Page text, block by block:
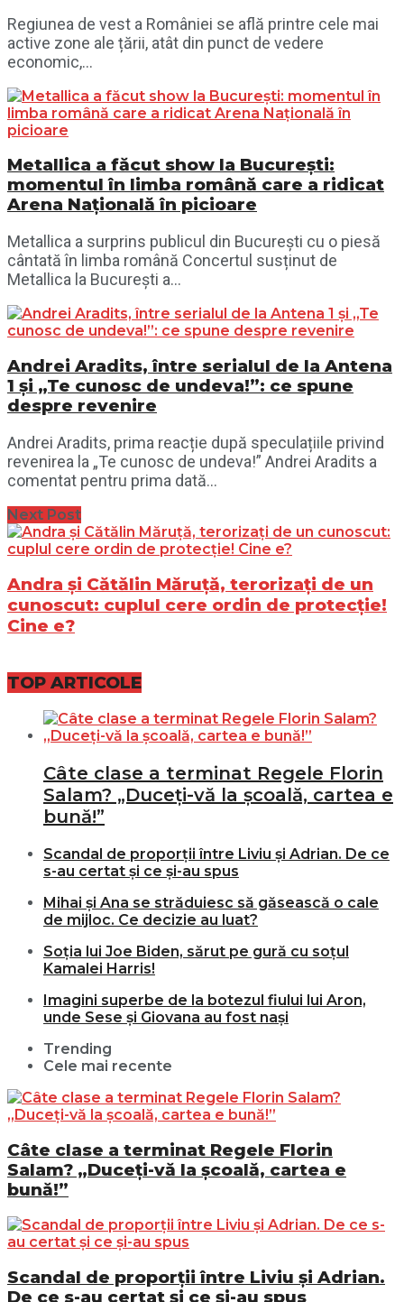
Regiunea de vest a României se află printre cele mai
active zone ale țării, atât din punct de vedere
economic,...
Metallica a făcut show la București:
momentul în limba română care a ridicat
Arena Națională în picioare
Metallica a surprins publicul din București cu o piesă
cântată în limba română Concertul susținut de
Metallica la București a...
Andrei Aradits, între serialul de la Antena
1 și „Te cunosc de undeva!”: ce spune
despre revenire
Andrei Aradits, prima reacție după speculațiile privind
revenirea la „Te cunosc de undeva!” Andrei Aradits a
comentat pentru prima dată...
Next Post
Andra și Cătălin Măruță, terorizați de un
cunoscut: cuplul cere ordin de protecție!
Cine e?
TOP ARTICOLE
Câte clase a terminat Regele Florin
Salam? „Duceți-vă la școală, cartea e
bună!”
Scandal de proporții între Liviu și Adrian. De ce
s-au certat și ce și-au spus
Mihai și Ana se străduiesc să găsească o cale
de mijloc. Ce decizie au luat?
Soția lui Joe Biden, sărut pe gură cu soțul
Kamalei Harris!
Imagini superbe de la botezul fiului lui Aron,
unde Sese și Giovana au fost nași
Trending
Cele mai recente
Câte clase a terminat Regele Florin
Salam? „Duceți-vă la școală, cartea e
bună!”
Scandal de proporții între Liviu și Adrian.
De ce s-au certat și ce și-au spus